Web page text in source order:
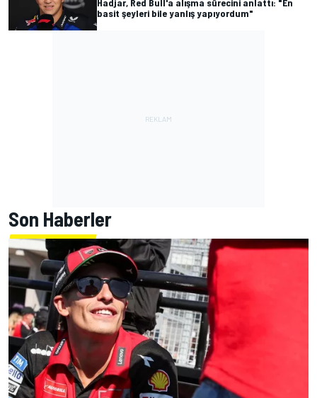
Hadjar, Red Bull'a alışma sürecini anlattı: "En
basit şeyleri bile yanlış yapıyordum"
Son Haberler